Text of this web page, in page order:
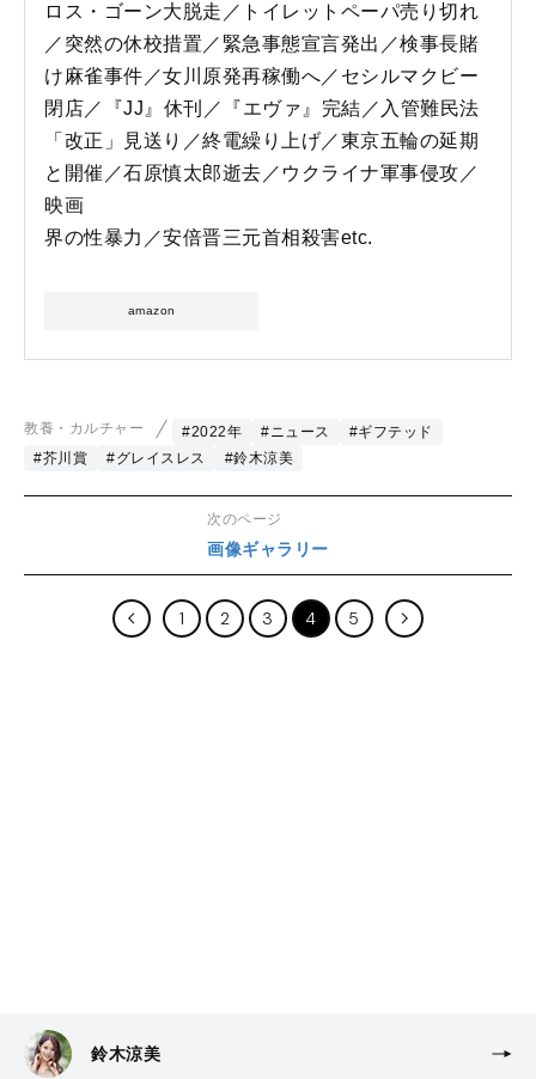
ロス・ゴーン大脱走／トイレットペーパ売り切れ
／突然の休校措置／緊急事態宣言発出／検事長賭
け麻雀事件／女川原発再稼働へ／セシルマクビー
閉店／『JJ』休刊／『エヴァ』完結／入管難民法
「改正」見送り／終電繰り上げ／東京五輪の延期
と開催／石原慎太郎逝去／ウクライナ軍事侵攻／
映画
界の性暴力／安倍晋三元首相殺害etc.
amazon
教養・カルチャー #2022年 #ニュース
#ギフテッド
#芥川賞
#グレイスレス #鈴木涼美
次のページ
画像ギャラリー
1 2 3 4 5
鈴木涼美